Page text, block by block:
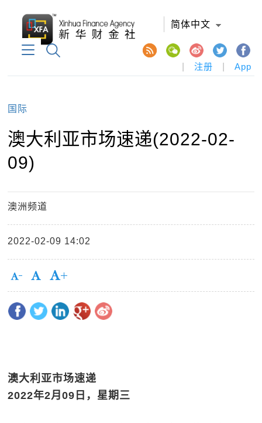
简体中文
注册 App
国际
澳大利亚市场速递(2022-02-
09)
澳洲频道
2022-02-09 14:02
澳大利亚市场速递
2022年2月09 日，星期三